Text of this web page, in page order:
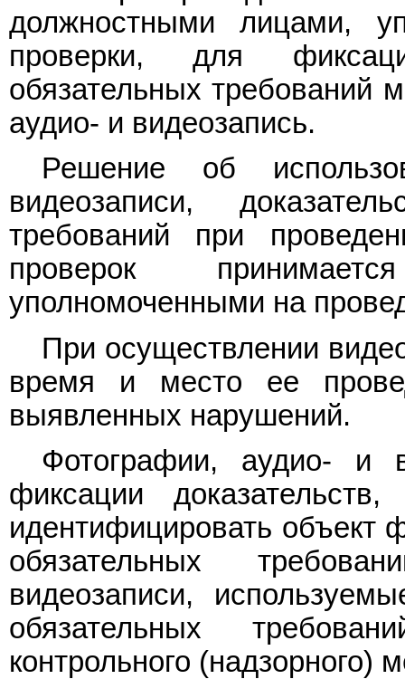
должностными лицами,
проверки, для
обязательных требований
аудио- и видеозапись.
Решение об
видеозаписи,
требований при
проверок
уполномоченными на
При осуществлении
время и место ее
выявленных нарушений.
Фотографии, аудио- и
фиксации
идентифицировать объект
обязательных
видеозаписи,
обязательных
контрольного (надзорного)